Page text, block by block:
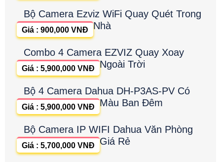
Bộ Camera Ezviz WiFi Quay Quét Trong
Nhà
Giá : 900,000 VNĐ
Combo 4 Camera EZVIZ Quay Xoay
Ngoài Trời
Giá : 5,900,000 VNĐ
Bộ 4 Camera Dahua DH-P3AS-PV Có
Màu Ban Đêm
Giá : 5,900,000 VNĐ
Bộ Camera IP WIFI Dahua Văn Phòng
Giá Rẻ
Giá : 5,700,000 VNĐ